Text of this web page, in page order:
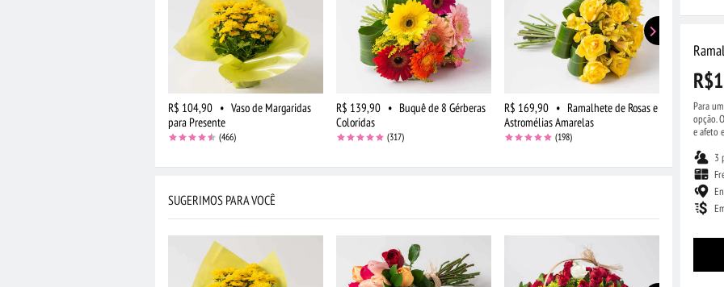
R$ 104,90 • Vaso de Margaridas
para Presente
(466)
R$ 139,90 • Buquê de 8 Gérberas
Coloridas
(317)
R$ 169,90 • Ramalhete de Rosas e
Astromélias Amarelas
(198)
R$ 159,90
Campo
SUGERIMOS PARA VOCÊ
Para
opção.
e afeto
3